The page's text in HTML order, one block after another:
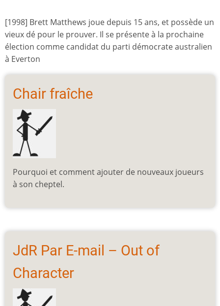
[1998] Brett Matthews joue depuis 15 ans, et possède un
vieux dé pour le prouver. Il se présente à la prochaine
élection comme candidat du parti démocrate australien
à Everton
Chair fraîche
Pourquoi et comment ajouter de nouveaux joueurs
à son cheptel.
JdR Par E-mail – Out of
Character